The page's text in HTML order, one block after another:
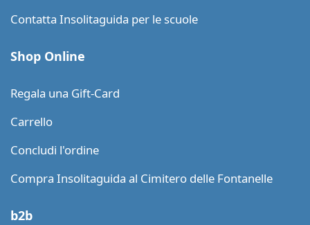
Contatta Insolitaguida per le scuole
Shop Online
Regala una Gift-Card
Carrello
Concludi l'ordine
Compra Insolitaguida al Cimitero delle Fontanelle
b2b